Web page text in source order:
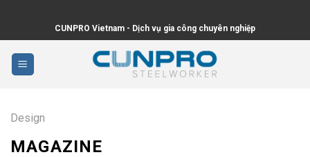
content
CUNPRO Vietnam - Dịch vụ gia công chuyên nghiệp
Design
MAGAZINE